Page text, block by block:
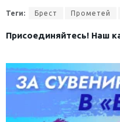
Теги: Брест Прометей
Присоединяйтесь! Наш